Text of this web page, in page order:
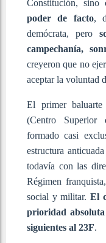
Constitución, sino
poder de facto,
demócrata, pero
campechanía,
creyeron que no
aceptar la voluntad
El primer
(Centro Superior
formado casi
estructura
todavía con las
Régimen
social y militar. El
prioridad absoluta
siguientes al 23F.